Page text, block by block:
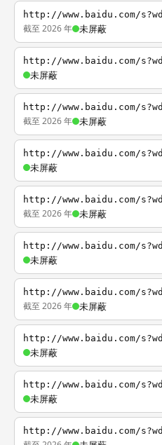
http://www.baidu.com/
截至 2026 年 未屏蔽
http://www.baidu.com/
未屏蔽
http://www.baidu.com/
截至 2026 年 未屏蔽
http://www.baidu.com/
未屏蔽
http://www.baidu.com/
截至 2026 年 未屏蔽
http://www.baidu.com/
未屏蔽
http://www.baidu.com/
截至 2026 年 未屏蔽
http://www.baidu.com/
未屏蔽
http://www.baidu.com/
未屏蔽
http://www.baidu.com/